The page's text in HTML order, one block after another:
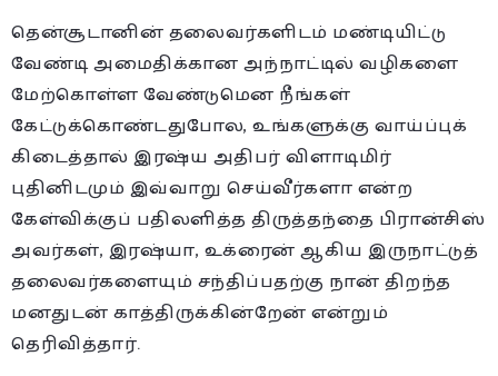
தென்சூடானின் தலைவர்களிடம் மண்டியிட்டு
வேண்டி அமைதிக்கான அந்நாட்டில் வழிகளை
மேற்கொள்ள வேண்டுமென நீங்கள்
கேட்டுக்கொண்டதுபோல, உங்களுக்கு வாய்ப்புக்
கிடைத்தால் இரஷ்ய அதிபர் விளாடிமிர்
புதினிடமும் இவ்வாறு செய்வீர்களா என்ற
கேள்விக்குப் பதிலளித்த திருத்தந்தை பிரான்சிஸ்
அவர்கள், இரஷ்யா, உக்ரைன் ஆகிய இருநாட்டுத்
தலைவர்களையும் சந்திப்பதற்கு நான் திறந்த
மனதுடன் காத்திருக்கின்றேன் என்றும்
தெரிவித்தார்.